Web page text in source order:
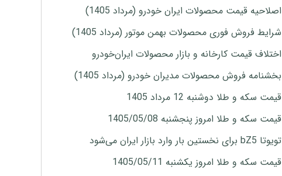
اصلاحیه قیمت محصولات ایران خودرو (مرداد 1405)
شرایط فروش فوری محصولات بهمن موتور (مرداد 1405)
اختلاف قیمت کارخانه و بازار محصولات ایران‌خودرو
بخشنامه فروش محصولات مدیران خودرو (مرداد 1405)
قیمت سکه و طلا دوشنبه 12 مرداد 1405
قیمت سکه و طلا امروز پنجشنبه 1405/05/08
تویوتا bZ5 برای نخستین بار وارد بازار ایران می‌شود
قیمت سکه و طلا امروز یکشنبه 1405/05/11